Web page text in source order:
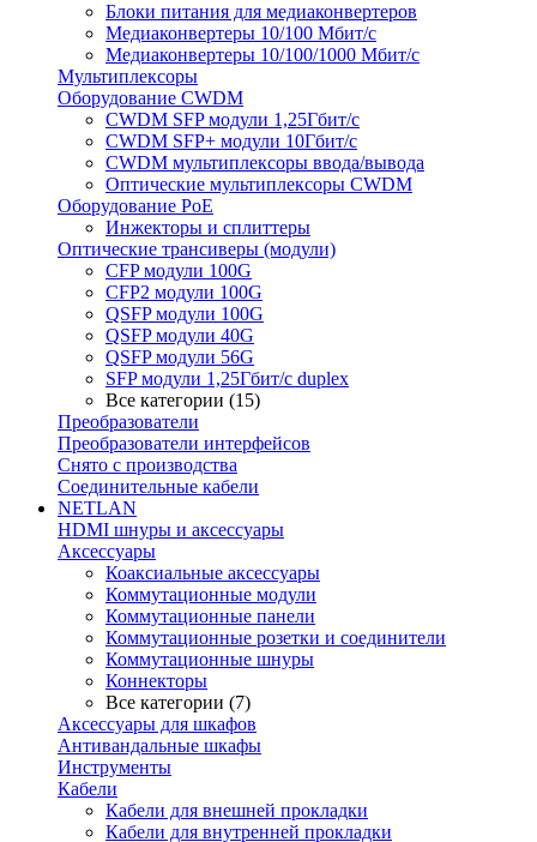
Блоки питания для медиаконвертеров
Медиаконвертеры 10/100 Мбит/с
Медиаконвертеры 10/100/1000 Мбит/c
Мультиплексоры
Оборудование CWDM
CWDM SFP модули 1,25Гбит/с
CWDM SFP+ модули 10Гбит/с
CWDM мультиплексоры ввода/вывода
Оптические мультиплексоры CWDM
Оборудование PoE
Инжекторы и сплиттеры
Оптические трансиверы (модули)
CFP модули 100G
CFP2 модули 100G
QSFP модули 100G
QSFP модули 40G
QSFP модули 56G
SFP модули 1,25Гбит/с duplex
Все категории (15)
Преобразователи
Преобразователи интерфейсов
Снято с производства
Соединительные кабели
NETLAN
HDMI шнуры и аксессуары
Аксессуары
Коаксиальные аксессуары
Коммутационные модули
Коммутационные панели
Коммутационные розетки и соединители
Коммутационные шнуры
Коннекторы
Все категории (7)
Аксессуары для шкафов
Антивандальные шкафы
Инструменты
Кабели
Кабели для внешней прокладки
Кабели для внутренней прокладки